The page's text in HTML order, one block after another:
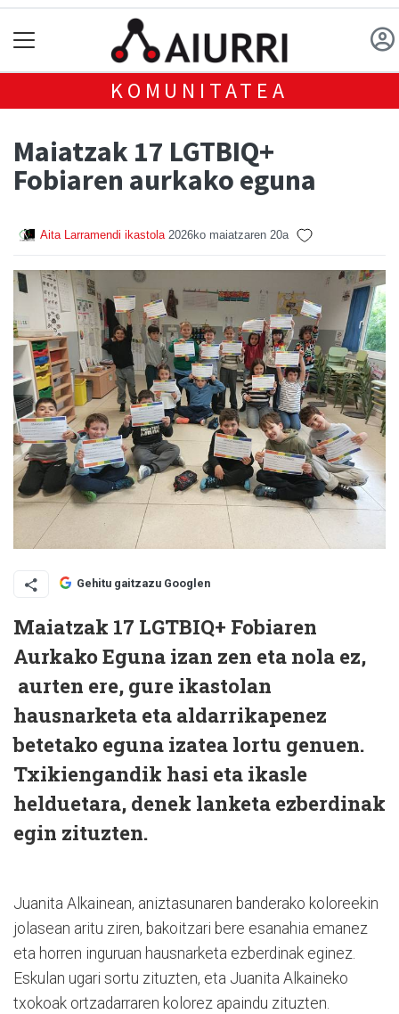
KOMUNITATEA
Maiatzak 17 LGTBIQ+
Fobiaren aurkako eguna
Aita Larramendi ikastola 2026ko maiatzaren 20a
Gehitu gaitzazu Googlen
Maiatzak 17 LGTBIQ+ Fobiaren
Aurkako Eguna izan zen eta nola ez,
aurten ere, gure ikastolan
hausnarketa eta aldarrikapenez
betetako eguna izatea lortu genuen.
Txikiengandik hasi eta ikasle
helduetara, denek lanketa ezberdinak
egin zituzten.
Juanita Alkainean, aniztasunaren banderako koloreekin
jolasean aritu ziren, bakoitzari bere esanahia emanez
eta horren inguruan hausnarketa ezberdinak eginez.
Eskulan ugari sortu zituzten, eta Juanita Alkaineko
txokoak ortzadarraren kolorez apaindu zituzten.